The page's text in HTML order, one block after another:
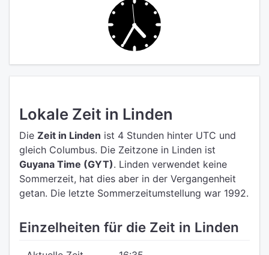
Lokale Zeit in Linden
Die Zeit in Linden ist 4 Stunden hinter UTC und
gleich Columbus. Die Zeitzone in Linden ist
Guyana Time (GYT). Linden verwendet keine
Sommerzeit, hat dies aber in der Vergangenheit
getan. Die letzte Sommerzeitumstellung war 1992.
Einzelheiten für die Zeit in Linden